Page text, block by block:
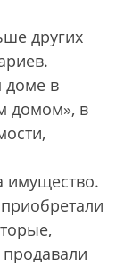
других
доме в
домом», в
имущество.